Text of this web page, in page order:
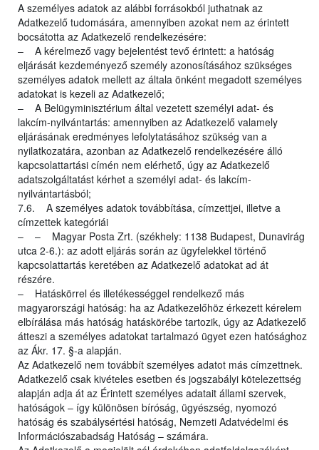
A személyes adatok az alábbi forrásokból juthatnak az
Adatkezelő tudomására, amennyiben azokat nem az érintett
bocsátotta az Adatkezelő rendelkezésére:
– A kérelmező vagy bejelentést tevő érintett: a hatóság
eljárását kezdeményező személy azonosításához szükséges
személyes adatok mellett az általa önként megadott személyes
adatokat is kezeli az Adatkezelő;
– A Belügyminisztérium által vezetett személyi adat- és
lakcím-nyilvántartás: amennyiben az Adatkezelő valamely
eljárásának eredményes lefolytatásához szükség van a
nyilatkozatára, azonban az Adatkezelő rendelkezésére álló
kapcsolattartási címén nem elérhető, úgy az Adatkezelő
adatszolgáltatást kérhet a személyi adat- és lakcím-
nyilvántartásból;
7.6. A személyes adatok továbbítása, címzettjei, illetve a
címzettek kategóriái
– – Magyar Posta Zrt. (székhely: 1138 Budapest, Dunavirág
utca 2-6.): az adott eljárás során az ügyfelekkel történő
kapcsolattartás keretében az Adatkezelő adatokat ad át
részére.
– Hatáskörrel és illetékességgel rendelkező más
magyarországi hatóság: ha az Adatkezelőhöz érkezett kérelem
elbírálása más hatóság hatáskörébe tartozik, úgy az Adatkezelő
átteszi a személyes adatokat tartalmazó ügyet ezen hatósághoz
az Ákr. 17. §-a alapján.
Az Adatkezelő nem továbbít személyes adatot más címzettnek.
Adatkezelő csak kivételes esetben és jogszabályi kötelezettség
alapján adja át az Érintett személyes adatait állami szervek,
hatóságok – így különösen bíróság, ügyészség, nyomozó
hatóság és szabálysértési hatóság, Nemzeti Adatvédelmi és
Információszabadság Hatóság – számára.